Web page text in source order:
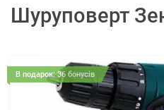
Шуруповерт
В подарок: 36 бонусів